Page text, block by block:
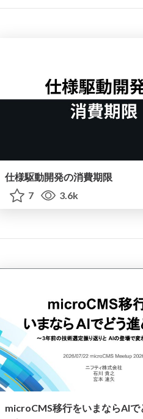
仕様駆動開発の消費期限
7
3.6k